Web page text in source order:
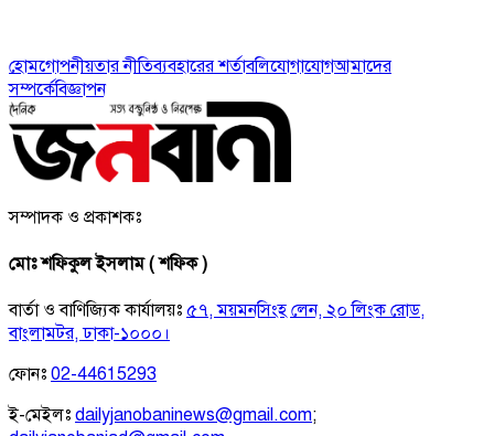
হোমগোপনীয়তার নীতিব্যবহারের শর্তাবলিযোগাযোগআমাদের
সম্পর্কেবিজ্ঞাপন
সম্পাদক ও প্রকাশকঃ
মোঃ শফিকুল ইসলাম ( শফিক )
বার্তা ও বাণিজ্যিক কার্যালয়ঃ ৫৭, ময়মনসিংহ লেন, ২০ লিংক রোড,
বাংলামটর, ঢাকা-১০০০।
ফোনঃ 02-44615293
ই-মেইলঃ dailyjanobaninews@gmail.com;